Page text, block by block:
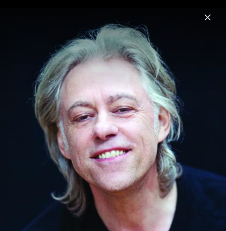
Menu
Bob Geldof
Home News Videos Fotos
Showcase Berlin 01.03.2011